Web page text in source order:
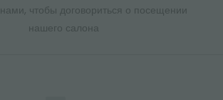
чтобы договориться о посещении
нашего салона